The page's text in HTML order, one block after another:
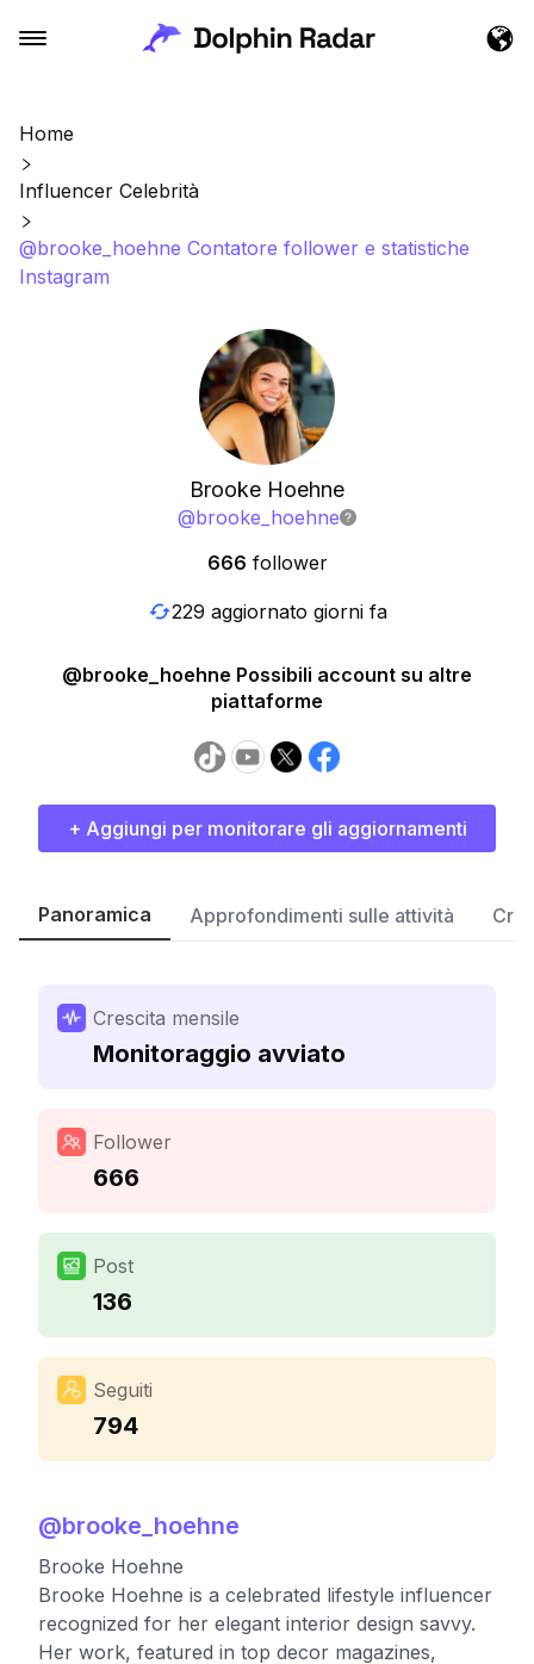
Home
Influencer Celebrità
@brooke_hoehne Contatore follower e statistiche
Instagram
Brooke Hoehne
@brooke_hoehne
666 follower
229 aggiornato giorni fa
@brooke_hoehne Possibili account su altre
piattaforme
+ Aggiungi per monitorare gli aggiornamenti
Panoramica Approfondimenti sulle attività
Crescita mensile
Monitoraggio avviato
Follower
666
Post
136
Seguiti
794
@brooke_hoehne
Brooke Hoehne
Brooke Hoehne is a celebrated lifestyle influencer
recognized for her elegant interior design savvy.
Her work, featured in top decor magazines,